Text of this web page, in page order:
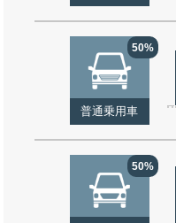
50%
普通乗用車
50%